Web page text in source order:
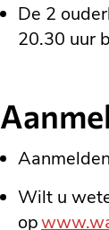
De 2
20.30 uur
Wilt u
op